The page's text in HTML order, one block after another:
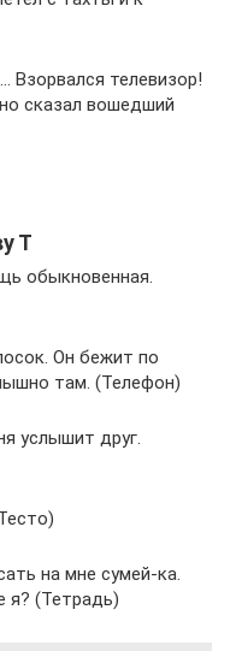
Взорвался телевизор!
сказал вошедший
Т
обыкновенная.
Он бежит по
там. (Телефон)
услышит друг.
на мне сумей-ка.
я? (Тетрадь)